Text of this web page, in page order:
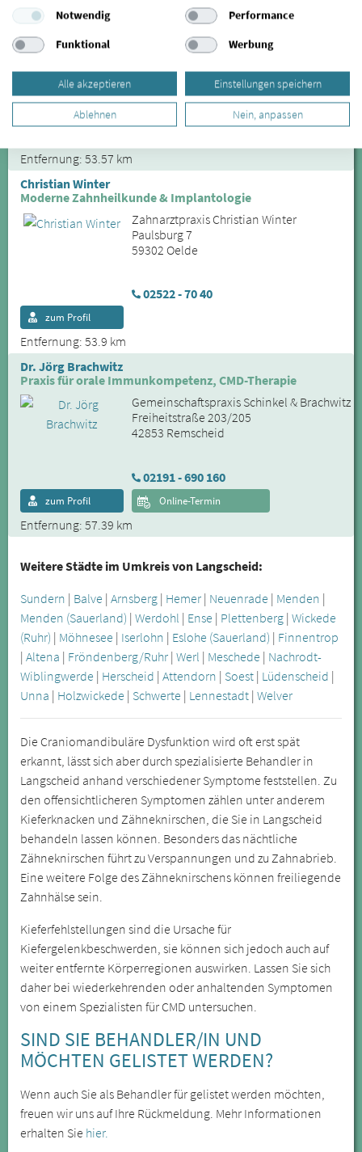
Kiefergelenkstherapie am Rathaus
Zahnarztpraxis Dr. Schmitt & Kollegen
Moltkestraße 4
02324 - 91 95 995
Entfernung: 53.57 km
Christian Winter
Moderne Zahnheilkunde & Implantologie
Zahnarztpraxis Christian Winter
Paulsburg 7
59302 Oelde
02522 - 70 40
Entfernung: 53.9 km
zum Profil
Dr. Jörg Brachwitz
Praxis für orale Immunkompetenz, CMD-Therapie
Gemeinschaftspraxis Schinkel & Brachwitz
Freiheitstraße 203/205
42853 Remscheid
02191 - 690 160
Entfernung: 57.39 km
zum Profil Online-Termin
Weitere Städte im Umkreis von Langscheid:
Sundern | Balve | Arnsberg | Hemer | Neuenrade | Menden |
Menden (Sauerland) | Werdohl | Ense | Plettenberg | Wickede
(Ruhr) | Möhnesee | Iserlohn | Eslohe (Sauerland) | Finnentrop
| Altena | Fröndenberg/Ruhr | Werl | Meschede | Nachrodt-
Wiblingwerde | Herscheid | Attendorn | Soest | Lüdenscheid |
Unna | Holzwickede | Schwerte | Lennestadt | Welver
Die Craniomandibuläre Dysfunktion wird oft erst spät
erkannt, lässt sich aber durch spezialisierte Behandler in
Langscheid anhand verschiedener Symptome feststellen. Zu
den offensichtlicheren Symptomen zählen unter anderem
Kieferknacken und Zähneknirschen, die Sie in Langscheid
behandeln lassen können. Besonders das nächtliche
Zähneknirschen führt zu Verspannungen und zu Zahnabrieb.
Eine weitere Folge des Zähneknirschens können freiliegende
Zahnhälse sein.
Kieferfehlstellungen sind die Ursache für
Kiefergelenkbeschwerden, sie können sich jedoch auch auf
weiter entfernte Körperregionen auswirken. Lassen Sie sich
daher bei wiederkehrenden oder anhaltenden Symptomen
von einem Spezialisten für CMD untersuchen.
SIND SIE BEHANDLER/IN UND
MÖCHTEN GELISTET WERDEN?
Wenn auch Sie als Behandler für gelistet werden möchten,
freuen wir uns auf Ihre Rückmeldung. Mehr Informationen
erhalten Sie hier.
Notwendig
Performance
Funktional
Werbung
Alle akzeptieren Einstellungen speichern
Ablehnen Nein, anpassen